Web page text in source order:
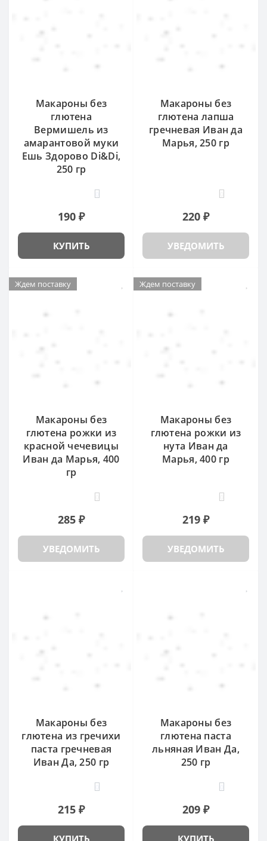
Макароны без
глютена
Вермишель из
амарантовой муки
Ешь Здорово Di&Di,
250 гр
190 ₽
КУПИТЬ
Макароны без
глютена лапша
гречневая Иван да
Марья, 250 гр
220 ₽
УВЕДОМИТЬ
Ждем поставку
Макароны без
глютена рожки из
красной чечевицы
Иван да Марья, 400
гр
285 ₽
УВЕДОМИТЬ
Ждем поставку
Макароны без
глютена рожки из
нута Иван да
Марья, 400 гр
219 ₽
УВЕДОМИТЬ
Макароны без
глютена из гречихи
паста гречневая
Иван Да, 250 гр
215 ₽
КУПИТЬ
Макароны без
глютена паста
льняная Иван Да,
250 гр
209 ₽
КУПИТЬ